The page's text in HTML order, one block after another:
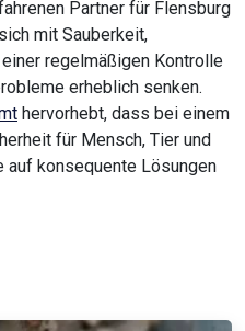
Partner für Flensburg
mit Sauberkeit,
regelmäßigen Kontrolle
erheblich senken.
hervorhebt, dass bei einem
für Mensch, Tier und
konsequente Lösungen